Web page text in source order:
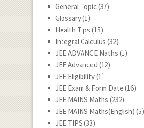
General Topic(37)
Glossary(1)
Health Tips (15)
Integral Calculus (32)
JEE ADVANCE Maths (1)
JEE Advanced (12)
JEE Eligibility(1)
JEE Exam & Form Date (16)
JEE MAINS Maths (232)
JEE MAINS Maths(English) (5)
JEE TIPS (33)